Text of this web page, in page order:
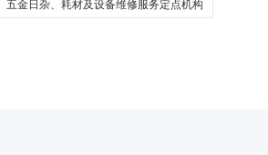
五金日杂、耗材及设备维修服务定点机构